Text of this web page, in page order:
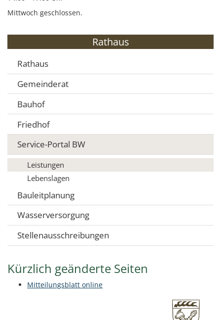
Mittwoch geschlossen.
Rathaus
Rathaus
Gemeinderat
Bauhof
Friedhof
Service-Portal BW
Leistungen
Lebenslagen
Bauleitplanung
Wasserversorgung
Stellenausschreibungen
Kürzlich geänderte Seiten
Mitteilungsblatt online